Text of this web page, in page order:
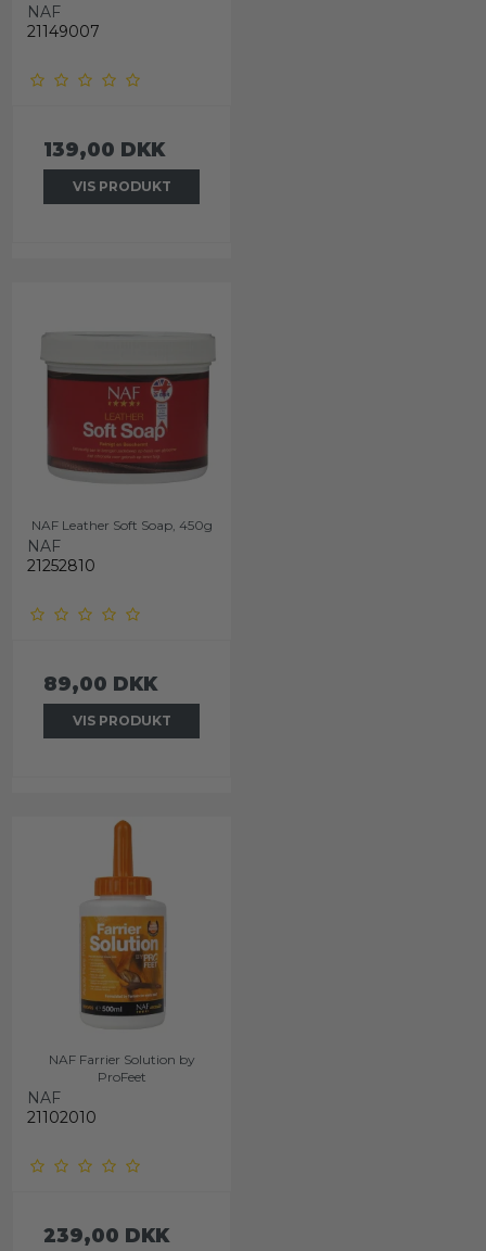
NAF
21149007
139,00 DKK
VIS PRODUKT
NAF Leather Soft Soap, 450g
NAF
21252810
89,00 DKK
VIS PRODUKT
NAF Farrier Solution by
ProFeet
NAF
21102010
239,00 DKK